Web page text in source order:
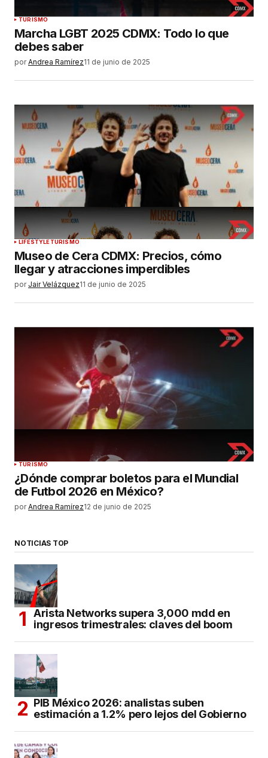
TURISMO
Marcha LGBT 2025 CDMX: Todo lo que
debes saber
por Andrea Ramírez11 de junio de 2025
LIFESTYLETURISMO
Museo de Cera CDMX: Precios, cómo
llegar y atracciones imperdibles
por Jair Velázquez11 de junio de 2025
TURISMO
¿Dónde comprar boletos para el Mundial
de Futbol 2026 en México?
por Andrea Ramírez12 de junio de 2025
NOTICIAS TOP
Arista Networks supera 3,000 mdd en
ingresos trimestrales: claves del boom
PIB México 2026: analistas suben
estimación a 1.2% pero lejos del Gobierno